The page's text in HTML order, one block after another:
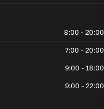
8:00 - 20:00
7:00 - 20:00
9:00 - 18:00
9:00 - 22:00